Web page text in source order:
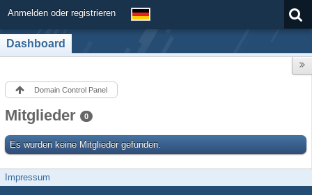
Anmelden oder registrieren
Dashboard
Domain Control Panel
Mitglieder 0
Es wurden keine Mitglieder gefunden.
Impressum